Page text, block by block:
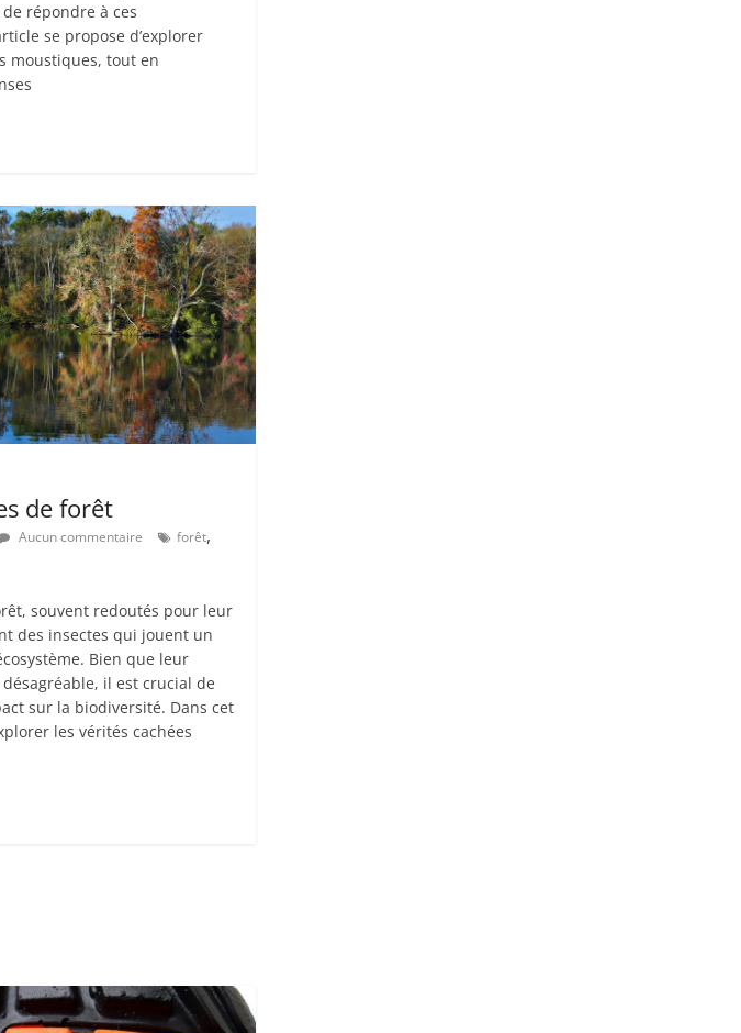
répondre à ces
se propose d’explorer
moustiques, tout en
de forêt
Aucun commentaire forêt,
souvent redoutés pour leur
des insectes qui jouent un
Bien que leur
il est crucial de
sur la biodiversité. Dans cet
les vérités cachées